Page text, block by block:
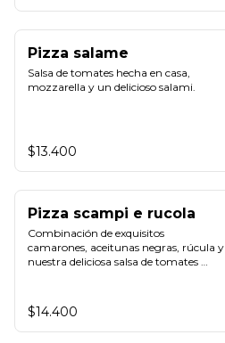
Pizza salame
Salsa de tomates hecha en casa,
mozzarella y un delicioso salami.
$13.400
Pizza scampi e rucola
Combinación de exquisitos
camarones, aceitunas negras, rúcula y
nuestra deliciosa salsa de tomates
$14.400